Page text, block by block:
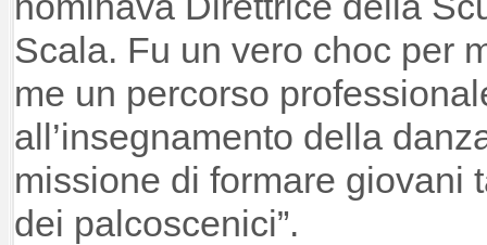
Scala. Fu un vero choc per
me un percorso
all’insegnamento della
missione di formare giovani
dei palcoscenici”.